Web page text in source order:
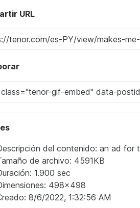
URL
del contenido: an ad for
de archivo: 4591KB
1.900 sec
498x498
8/6/2022, 1:32:56 AM